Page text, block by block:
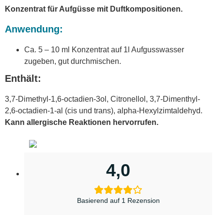
Konzentrat für Aufgüsse mit Duftkompositionen.
Anwendung:
Ca. 5 – 10 ml Konzentrat auf 1l Aufgusswasser
zugeben, gut durchmischen.
Enthält:
3,7-Dimethyl-1,6-octadien-3ol, Citronellol, 3,7-Dimenthyl-
2,6-octadien-1-al (cis und trans), alpha-Hexylzimtaldehyd.
Kann allergische Reaktionen hervorrufen.
4,0
Basierend auf 1 Rezension